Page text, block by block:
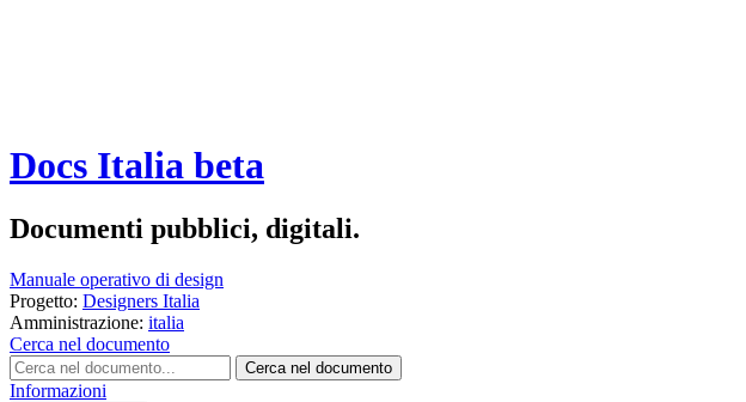
Docs Italia beta
Documenti pubblici, digitali.
Manuale operativo di design
Progetto: Designers Italia
Amministrazione: italia
Cerca nel documento
Cerca nel documento
Informazioni